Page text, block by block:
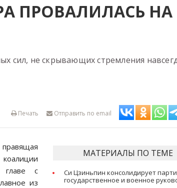
ПРОВАЛИЛАСЬ НА
сил, не скрывающих стремления
Отправить по email
Печать
МАТЕРИАЛЫ ПО ТЕМЕ
Си Цзиньпин консолидирует
государственное и военное
главе с
из